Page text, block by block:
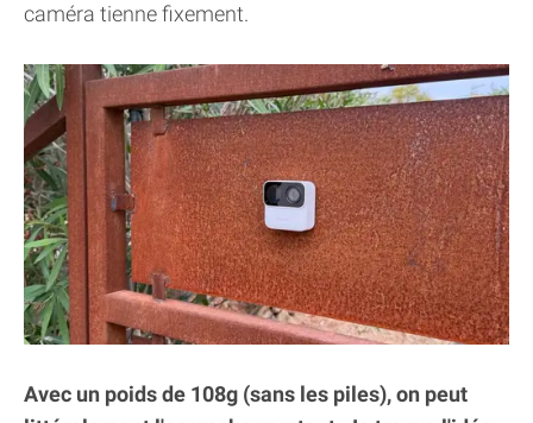
caméra tienne fixement.
Avec un poids de 108g (sans les piles), on peut